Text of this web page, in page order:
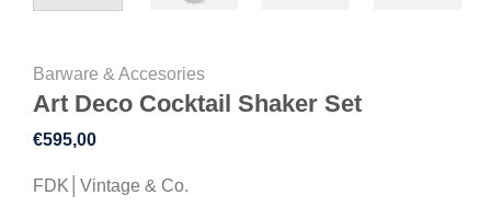
Barware & Accesories
Art Deco Cocktail Shaker Set
€595,00
FDK│Vintage & Co.